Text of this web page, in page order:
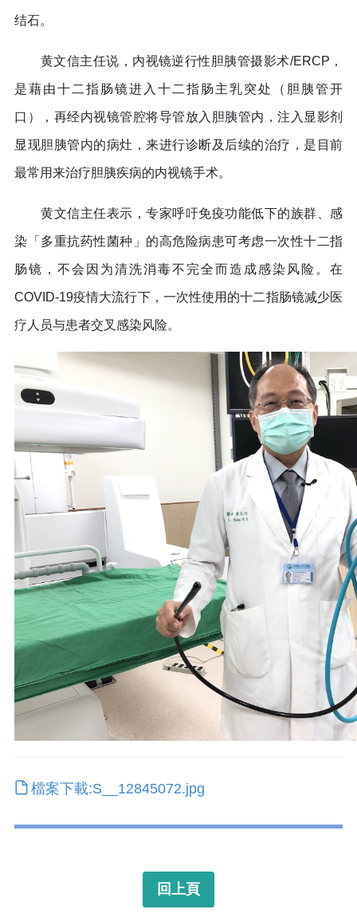
结石。
黄文信主任说，内视镜逆行性胆胰管摄影术/ERCP，
是藉由十二指肠镜进入十二指肠主乳突处（胆胰管开
口），再经内视镜管腔将导管放入胆胰管内，注入显影剂
显现胆胰管内的病灶，来进行诊断及后续的治疗，是目前
最常用来治疗胆胰疾病的内视镜手术。
黄文信主任表示，专家呼吁免疫功能低下的族群、感
染「多重抗药性菌种」的高危险病患可考虑一次性十二指
肠镜，不会因为清洗消毒不完全而造成感染风险。在
COVID-19疫情大流行下，一次性使用的十二指肠镜减少医
疗人员与患者交叉感染风险。
檔案下載:S__12845072.jpg
回上頁